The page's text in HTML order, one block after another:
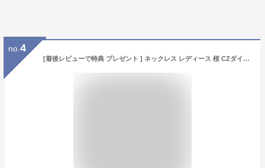
no. 4
[着後レビューで特典 プレゼント ] ネックレス レディース 桜 CZダイヤ シルバー ゴールド ピンクゴールド [felicitations]